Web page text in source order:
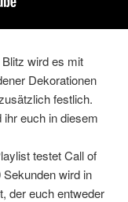
wird es mit
Dekorationen
festlich.
euch in diesem
testet Call of
wird in
der euch entweder